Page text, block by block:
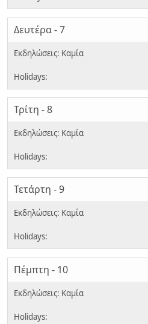
Δευτέρα - 7
Τρίτη - 8
Τετάρτη - 9
Πέμπτη - 10